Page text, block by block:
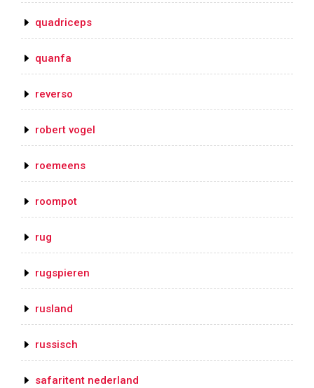
quadriceps
quanfa
reverso
robert vogel
roemeens
roompot
rug
rugspieren
rusland
russisch
safaritent nederland